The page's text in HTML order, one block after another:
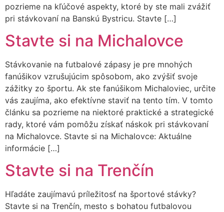
pozrieme na kľúčové aspekty, ktoré by ste mali zvážiť
pri stávkovaní na Banskú Bystricu. Stavte […]
Stavte si na Michalovce
Stávkovanie na futbalové zápasy je pre mnohých
fanúšikov vzrušujúcim spôsobom, ako zvýšiť svoje
zážitky zo športu. Ak ste fanúšikom Michaloviec, určite
vás zaujíma, ako efektívne staviť na tento tím. V tomto
článku sa pozrieme na niektoré praktické a strategické
rady, ktoré vám pomôžu získať náskok pri stávkovaní
na Michalovce. Stavte si na Michalovce: Aktuálne
informácie […]
Stavte si na Trenčín
Hľadáte zaujímavú príležitosť na športové stávky?
Stavte si na Trenčín, mesto s bohatou futbalovou